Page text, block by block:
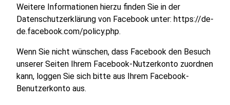
Weitere Informationen hierzu finden Sie in der
Datenschutzerklärung von Facebook unter: https://de-
de.facebook.com/policy.php.
Wenn Sie nicht wünschen, dass Facebook den Besuch
unserer Seiten Ihrem Facebook-Nutzerkonto zuordnen
kann, loggen Sie sich bitte aus Ihrem Facebook-
Benutzerkonto aus.